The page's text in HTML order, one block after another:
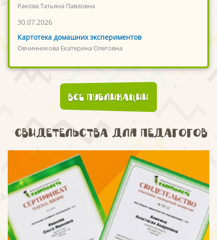
Ракова Татьяна Павловна
30.07.2026
Картотека домашних экспериментов
Овчинникова Екатерина Олеговна
Все публикации
Свидетельства для педагогов